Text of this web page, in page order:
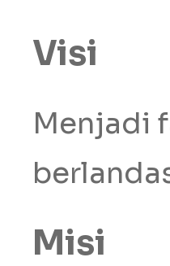
Visi
Menjadi
Misi